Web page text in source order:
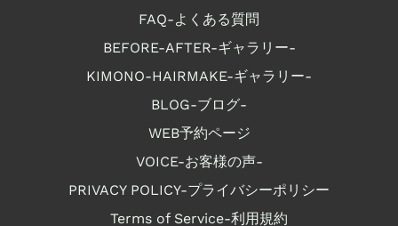
FAQ-よくある質問
BEFORE-AFTER-ギャラリー-
KIMONO-HAIRMAKE-ギャラリー-
BLOG-ブログ-
WEB予約ページ
VOICE-お客様の声-
PRIVACY POLICY-プライバシーポリシー
Terms of Service-利用規約